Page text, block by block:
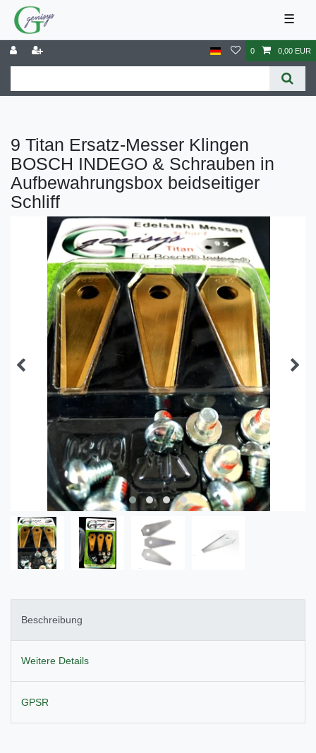
☰
0 0,00 EUR
9 Titan Ersatz-Messer Klingen
BOSCH INDEGO & Schrauben in
Aufbewahrungsbox beidseitiger
Schliff
Beschreibung
Weitere Details
GPSR